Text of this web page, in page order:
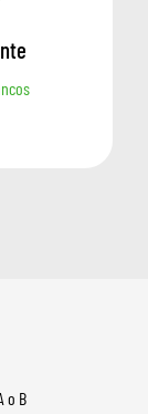
o B